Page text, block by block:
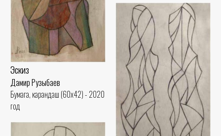
Эскиз
Дамир Рузыбаев
Бумага, карандаш (60x42) - 2020
год